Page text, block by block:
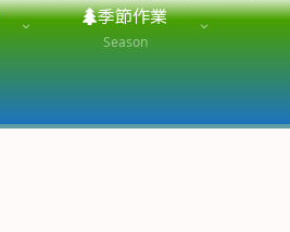
季節作業
Season